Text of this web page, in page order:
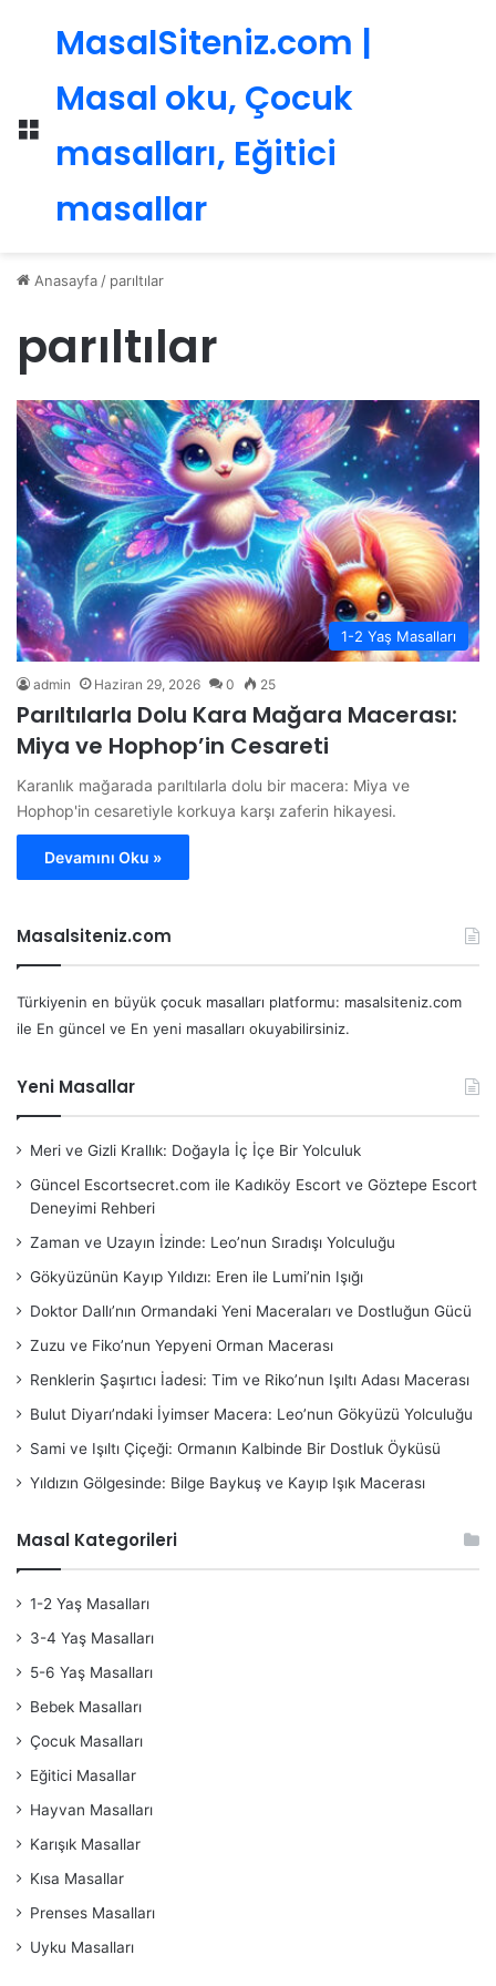
Menü
MasalSiteniz.com |
Masal oku, Çocuk
masalları, Eğitici
masallar
Anasayfa / parıltılar
parıltılar
1-2 Yaş Masalları
admin Haziran 29, 2026 0 25
Parıltılarla Dolu Kara Mağara Macerası:
Miya ve Hophop’in Cesareti
Karanlık mağarada parıltılarla dolu bir macera: Miya ve
Hophop'in cesaretiyle korkuya karşı zaferin hikayesi.
Devamını Oku »
Masalsiteniz.com
Türkiyenin en büyük çocuk masalları platformu: masalsiteniz.com
ile En güncel ve En yeni masalları okuyabilirsiniz.
Yeni Masallar
Meri ve Gizli Krallık: Doğayla İç İçe Bir Yolculuk
Güncel Escortsecret.com ile Kadıköy Escort ve Göztepe Escort
Deneyimi Rehberi
Zaman ve Uzayın İzinde: Leo’nun Sıradışı Yolculuğu
Gökyüzünün Kayıp Yıldızı: Eren ile Lumi’nin Işığı
Doktor Dallı’nın Ormandaki Yeni Maceraları ve Dostluğun Gücü
Zuzu ve Fiko’nun Yepyeni Orman Macerası
Renklerin Şaşırtıcı İadesi: Tim ve Riko’nun Işıltı Adası Macerası
Bulut Diyarı’ndaki İyimser Macera: Leo’nun Gökyüzü Yolculuğu
Sami ve Işıltı Çiçeği: Ormanın Kalbinde Bir Dostluk Öyküsü
Yıldızın Gölgesinde: Bilge Baykuş ve Kayıp Işık Macerası
Masal Kategorileri
1-2 Yaş Masalları
3-4 Yaş Masalları
5-6 Yaş Masalları
Bebek Masalları
Çocuk Masalları
Eğitici Masallar
Hayvan Masalları
Karışık Masallar
Kısa Masallar
Prenses Masalları
Uyku Masalları